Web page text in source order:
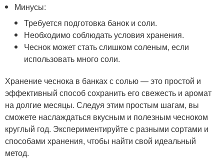
Минусы:
Требуется подготовка банок и соли.
Необходимо соблюдать условия хранения.
Чеснок может стать слишком соленым, если
использовать много соли.
Хранение чеснока в банках с солью — это простой и
эффективный способ сохранить его свежесть и аромат
на долгие месяцы. Следуя этим простым шагам, вы
сможете наслаждаться вкусным и полезным чесноком
круглый год. Экспериментируйте с разными сортами и
способами хранения, чтобы найти свой идеальный
метод.